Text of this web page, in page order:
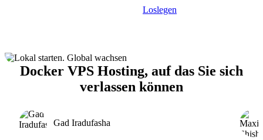
Loslegen
Docker VPS Hosting, auf das Sie sich
verlassen können
Gad Iradufasha